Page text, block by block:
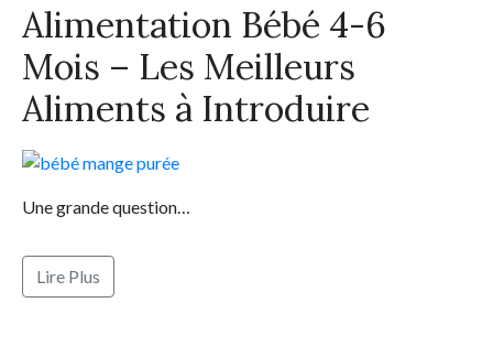
Alimentation Bébé 4-6
Mois – Les Meilleurs
Aliments à Introduire
Une grande question…
Lire Plus